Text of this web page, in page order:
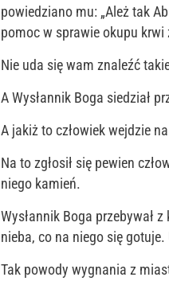
powiedziano mu: „Ależ tak
pomoc w sprawie okupu
Nie uda się wam znaleźć
A Wysłannik Boga siedział
A jakiż to człowiek wejdzie
Na to zgłosił się pewien
niego kamień.
Wysłannik Boga przebywał
nieba, co na niego się
Tak powody wygnania z